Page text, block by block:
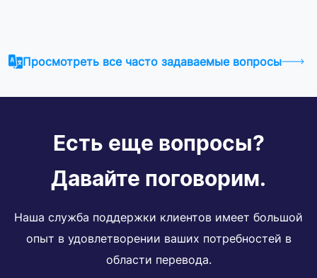
Просмотреть все часто задаваемые вопросы
Есть еще вопросы?
Давайте поговорим.
Наша служба поддержки клиентов имеет большой
опыт в удовлетворении ваших потребностей в
области перевода.